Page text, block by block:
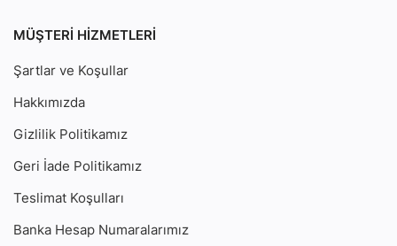
MÜŞTERI HIZMETLERI
Şartlar ve Koşullar
Hakkımızda
Gizlilik Politikamız
Geri İade Politikamız
Teslimat Koşulları
Banka Hesap Numaralarımız